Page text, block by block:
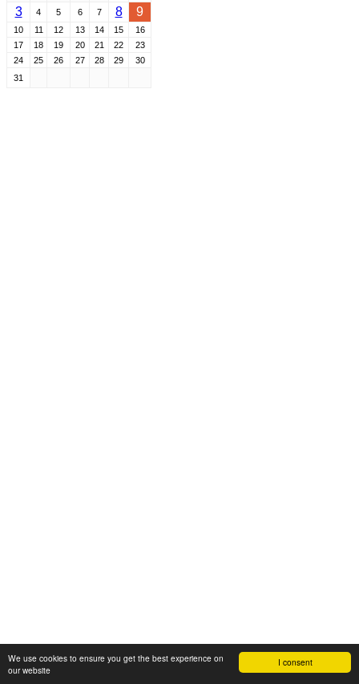
I consent
We use cookies to ensure you get the best experience on
our website
3
4 5 6 7 8 9
10 11 12 13 14 15
16
17
18 19 20 21 22
23
24
25 26 27 28 29
30
31